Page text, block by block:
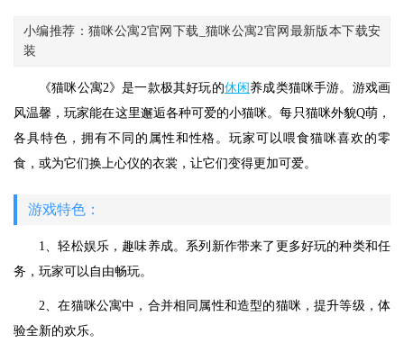
小编推荐：猫咪公寓2官网下载_猫咪公寓2官网最新版本下载安
装
《猫咪公寓2》是一款极其好玩的休闲 养成类猫咪手游。游戏画
风温馨，玩家能在这里邂逅各种可爱的小猫咪。每只猫咪外貌Q萌，
各具特色，拥有不同的属性和性格。玩家可以喂食猫咪喜欢的零
食，或为它们换上心仪的衣裳，让它们变得更加可爱。
游戏特色：
1、轻松娱乐，趣味养成。系列新作带来了更多好玩的种类和任
务，玩家可以自由畅玩。
2、在猫咪公寓中，合并相同属性和造型的猫咪，提升等级，体
验全新的欢乐。